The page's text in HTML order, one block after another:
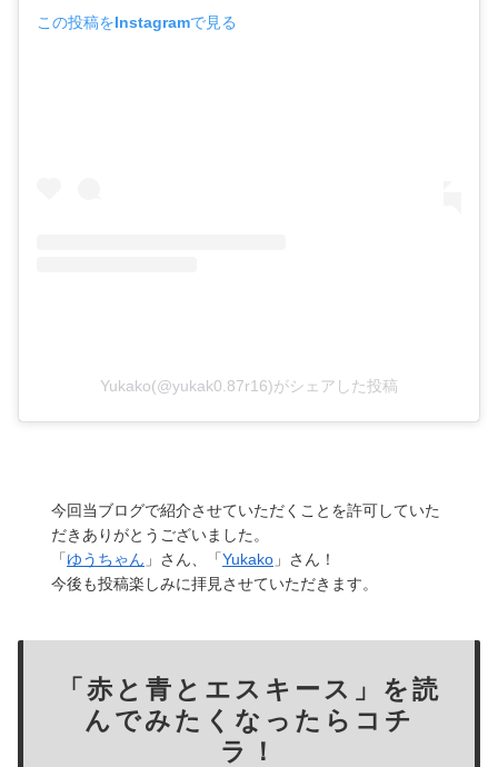
この投稿をInstagramで見る
Yukako(@yukak0.87r16)がシェアした投稿
今回当ブログで紹介させていただくことを許可していた
だきありがとうございました。
「ゆうちゃん 」さん、「Yukako 」さん！
今後も投稿楽しみに拝見させていただきます。
「赤と青とエスキース」を読
んでみたくなったらコチ
ラ！